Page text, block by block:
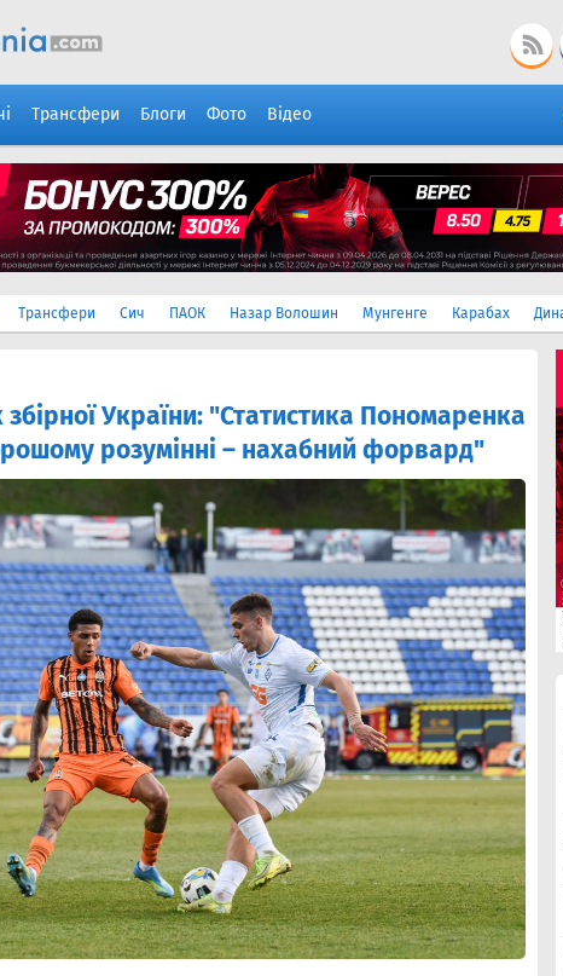
Трансфери Блоги Фото Відео
Трансфери Сич ПАОК Назар Волошин Мунгенге Карабах
збірної України: "Статистика Пономаренка
розумінні – нахабний форвард"